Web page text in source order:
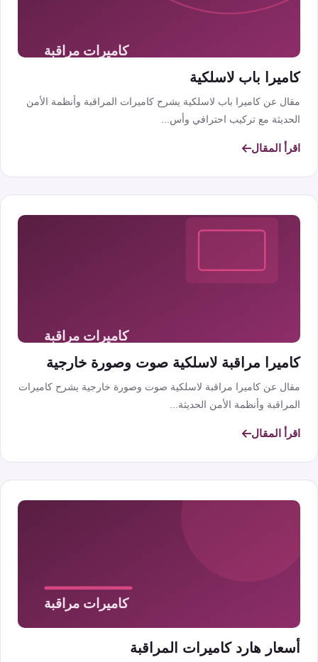
كاميرا باب لاسلكية
مقال عن كاميرا باب لاسلكية يشرح كاميرات المراقبة وأنظمة الأمن
الحديثة مع تركيب احترافي وأس...
اقرأ المقال
كاميرا مراقبة لاسلكية صوت وصورة خارجية
مقال عن كاميرا مراقبة لاسلكية صوت وصورة خارجية يشرح كاميرات
المراقبة وأنظمة الأمن الحديثة...
اقرأ المقال
أسعار هارد كاميرات المراقبة